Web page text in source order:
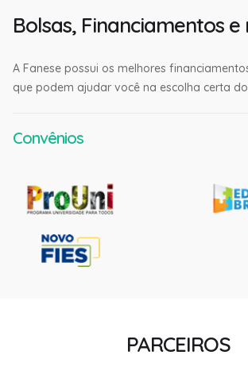
Bolsas, Financiamentos
A Fanese possui os melhores
que podem ajudar você na escolha certa
Convênios
PARCEIROS